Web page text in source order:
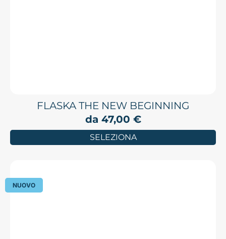
FLASKA THE NEW BEGINNING
da 47,00 €
SELEZIONA
NUOVO